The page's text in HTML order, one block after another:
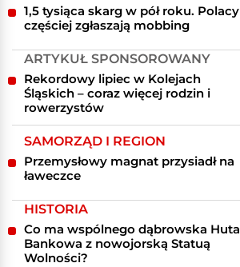
1,5 tysiąca skarg w pół roku. Polacy
częściej zgłaszają mobbing
ARTYKUŁ SPONSOROWANY
Rekordowy lipiec w Kolejach
Śląskich – coraz więcej rodzin i
rowerzystów
SAMORZĄD I REGION
Przemysłowy magnat przysiadł na
ławeczce
HISTORIA
Co ma wspólnego dąbrowska Huta
Bankowa z nowojorską Statuą
Wolności?